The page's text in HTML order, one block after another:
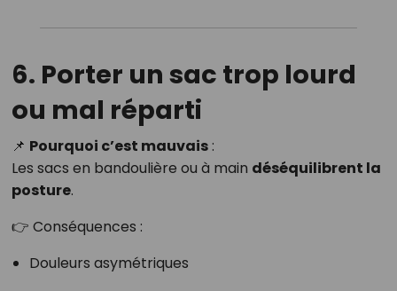
6. Porter un sac trop lourd
ou mal réparti
📌 Pourquoi c’est mauvais:
Les sacs en bandoulière ou à main déséquilibrent la
posture.
👉 Conséquences :
Douleurs asymétriques